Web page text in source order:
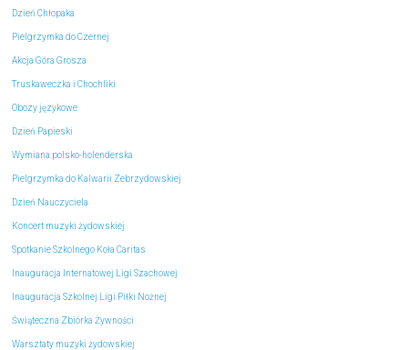
Dzień Chłopaka
Pielgrzymka do Czernej
Akcja Góra Grosza
Truskaweczka i Chochliki
Obozy językowe
Dzień Papieski
Wymiana polsko-holenderska
Pielgrzymka do Kalwarii Zebrzydowskiej
Dzień Nauczyciela
Koncert muzyki żydowskiej
Spotkanie Szkolnego Koła Caritas
Inauguracja Internatowej Ligi Szachowej
Inauguracja Szkolnej Ligi Piłki Nożnej
Świąteczna Zbiórka Żywności
Warsztaty muzyki żydowskiej